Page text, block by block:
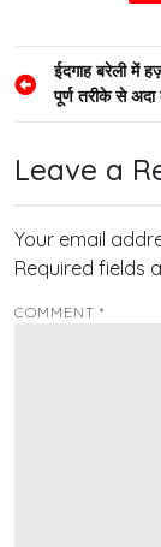
Postईदगाह बरेली में
पूर्ण तरीके से
Leave a
Your email
Required fields
COMMENT *